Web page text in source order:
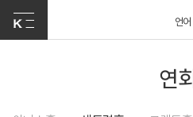
언어
연회